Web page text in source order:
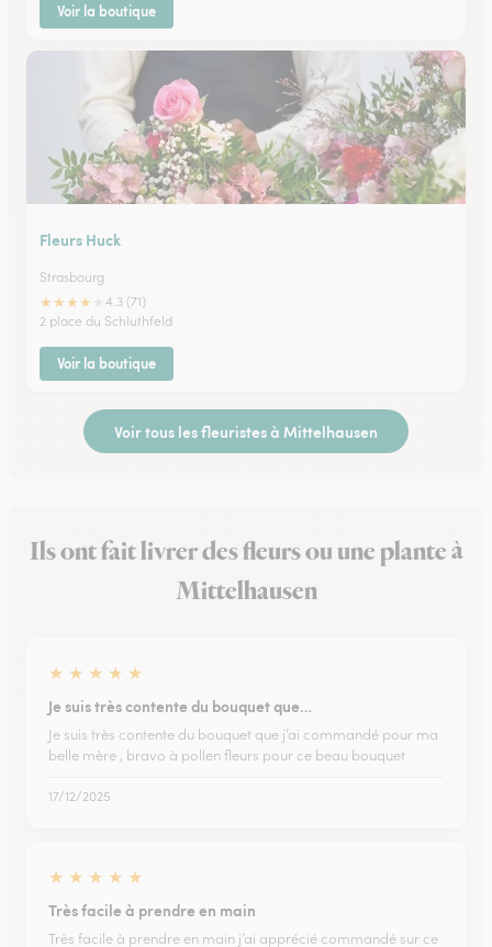
Voir la boutique
Fleurs Huck
Strasbourg
★★★★
4.3 (71)
2 place du Schluthfeld
Voir la boutique
Voir tous les fleuristes à Mittelhausen
Ils ont fait livrer des fleurs ou une plante à
Mittelhausen
★ ★ ★ ★ ★
Je suis très contente du bouquet que…
Je suis très contente du bouquet que j’ai commandé pour ma
belle mère , bravo à pollen fleurs pour ce beau bouquet
17/12/2025
★ ★ ★ ★ ★
Très facile à prendre en main
Très facile à prendre en main j’ai apprécié commandé sur ce